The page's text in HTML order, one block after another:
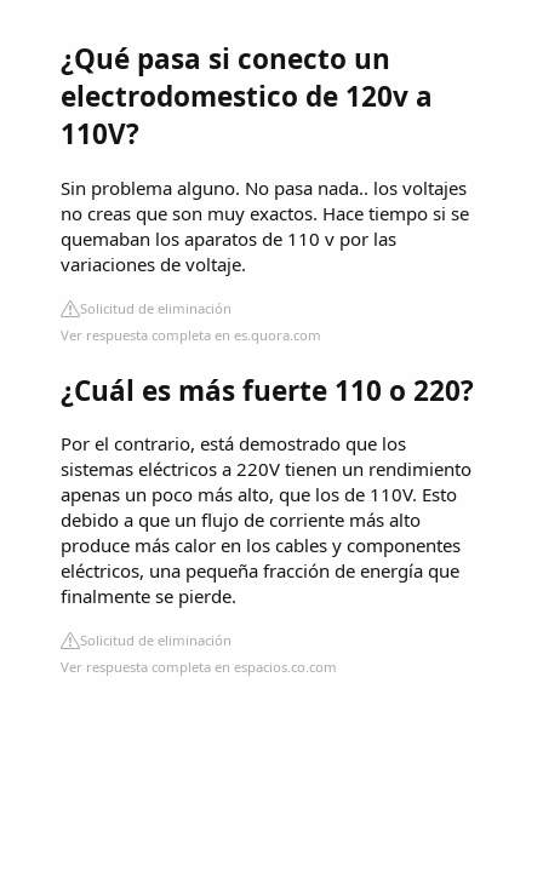
¿Qué pasa si conecto un
electrodomestico de 120v a
110V?
Sin problema alguno. No pasa nada.. los voltajes
no creas que son muy exactos. Hace tiempo si se
quemaban los aparatos de 110 v por las
variaciones de voltaje.
Solicitud de eliminación
Ver respuesta completa en es.quora.com
¿Cuál es más fuerte 110 o 220?
Por el contrario, está demostrado que los
sistemas eléctricos a 220V tienen un rendimiento
apenas un poco más alto, que los de 110V. Esto
debido a que un flujo de corriente más alto
produce más calor en los cables y componentes
eléctricos, una pequeña fracción de energía que
finalmente se pierde.
Solicitud de eliminación
Ver respuesta completa en espacios.co.com